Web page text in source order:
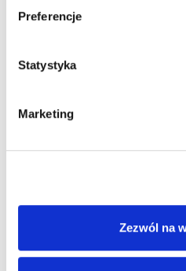
Preferencje
Statystyka
Marketing
Zezwól na
Pingback:index
Możliwość komentowania